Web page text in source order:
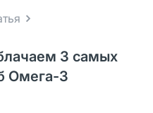
3 самых
Омега-3